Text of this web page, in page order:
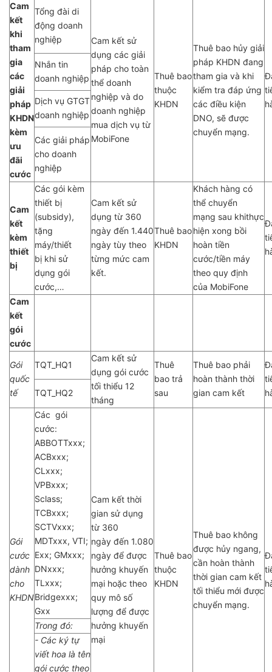
Cam
kết
khi
tham
gia
các
giải
pháp
KHDN
kèm
ưu
đãi
cước
Tổng đài di
động doanh
nghiệp
Cam kết sử
dụng các giải
pháp cho toàn
thể doanh
nghiệp và do
doanh nghiệp
mua dịch vụ từ
MobiFone
Thuê bao
thuộc
KHDN
Thuê bao hủy giải
pháp KHDN đang
tham gia và khi
kiểm tra đáp ứng
các điều kiện
DNO, sẽ được
chuyển mạng.
Nhắn tin
doanh nghiệp
Dịch vụ GTGT
doanh nghiệp
Các giải pháp
cho doanh
nghiệp
Cam
kết
kèm
thiết
bị
Các gói kèm
thiết bị
(subsidy),
tặng
máy/thiết
bị khi sử
dụng gói
cước,…
Cam kết sử
dụng từ 360
ngày đến 1.440
ngày tùy theo
từng mức cam
kết.
Thuê bao
KHDN
Khách hàng có
thể chuyển
mạng sau khithực
hiện xong bồi
hoàn tiền
cước/tiền máy
theo quy định
của MobiFone
Cam
kết
gói
cước
Gói
quốc
tế
TQT_HQ1
Cam kết sử
dụng gói cước
tối thiểu 12
tháng
Thuê
bao trả
sau
Thuê bao phải
hoàn thành thời
gian cam kết
TQT_HQ2
Gói
cước
dành
cho
KHDN
Các gói
cước:
ABBOTTxxx;
ACBxxx;
CLxxx;
VPBxxx;
Sclass;
TCBxxx;
SCTVxxx;
MDTxxx, VTI;
Exx; GMxxx;
DNxxx;
TLxxx;
Bridgexxx;
Gxx
Cam kết thời
gian sử dụng
từ 360
ngày đến 1.080
ngày để được
hưởng khuyến
mại hoặc theo
quy mô số
lượng để được
hưởng khuyến
mại
Thuê bao
thuộc
KHDN
Thuê bao không
được hủy ngang,
cần hoàn thành
thời gian cam kết
tối thiểu mới được
chuyển mạng.
Trong đó:
- Các ký tự
viết hoa là tên
gói cước theo